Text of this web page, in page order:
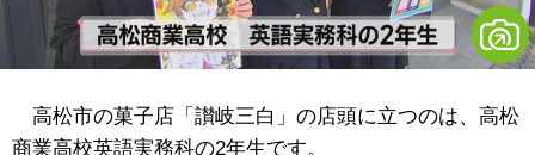
高松市の菓子店「讃岐三白」の店頭に立つのは、高松
商業高校英語実務科の2年生です。